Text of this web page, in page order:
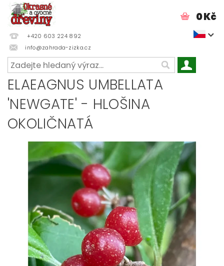
+420 603 224 892
info@zahrada-zizka.cz
0 Kč
ELAEAGNUS UMBELLATA
'NEWGATE' - HLOŠINA
OKOLIČNATÁ